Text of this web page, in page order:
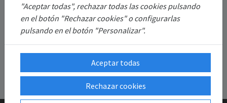
Sobre Nosotros
"Aceptar todas", rechazar todas las cookies pulsando
en el botón "Rechazar cookies" o configurarlas
pulsando en el botón "Personalizar".
Aceptar todas
Rechazar cookies